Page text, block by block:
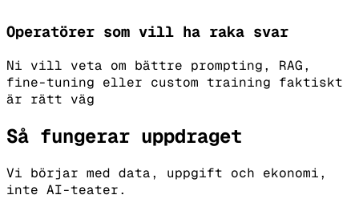
Operatörer som vill ha raka svar
Ni vill veta om bättre prompting, RAG,
fine-tuning eller custom training faktiskt
är rätt väg
Så fungerar uppdraget
Vi börjar med data, uppgift och ekonomi,
inte AI-teater.